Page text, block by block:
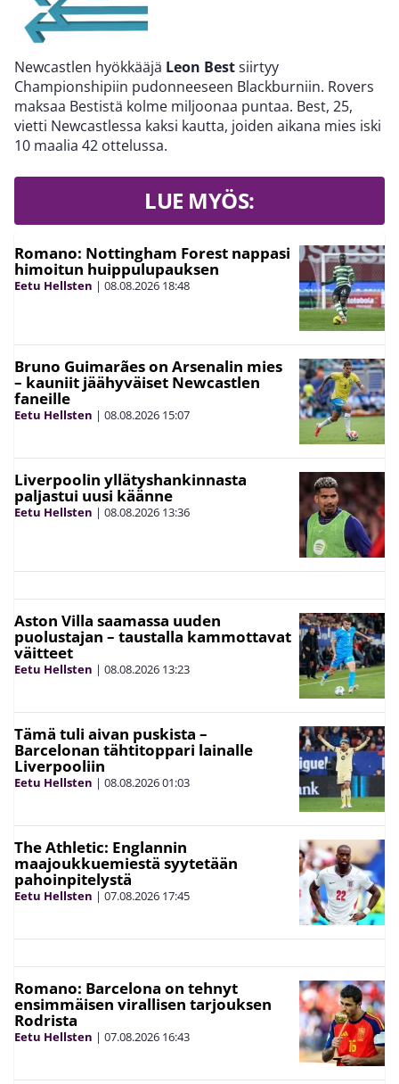
Newcastlen hyökkääjä Leon Bestsiirtyy
Championshipiin pudonneeseen Blackburniin. Rovers
maksaa Bestistä kolme miljoonaa puntaa. Best, 25,
vietti Newcastlessa kaksi kautta, joiden aikana mies iski
10 maalia 42 ottelussa.
LUE MYÖS:
Romano: Nottingham Forest nappasi
himoitun huippulupauksen
Eetu Hellsten | 08.08.2026 18:48
Bruno Guimarães on Arsenalin mies
– kauniit jäähyväiset Newcastlen
faneille
Eetu Hellsten | 08.08.2026 15:07
Liverpoolin yllätyshankinnasta
paljastui uusi käänne
Eetu Hellsten | 08.08.2026 13:36
Aston Villa saamassa uuden
puolustajan – taustalla kammottavat
väitteet
Eetu Hellsten | 08.08.2026 13:23
Tämä tuli aivan puskista –
Barcelonan tähtitoppari lainalle
Liverpooliin
Eetu Hellsten | 08.08.202601:03
The Athletic: Englannin
maajoukkuemiestä syytetään
pahoinpitelystä
Eetu Hellsten | 07.08.2026 17:45
Romano: Barcelona on tehnyt
ensimmäisen virallisen tarjouksen
Rodrista
Eetu Hellsten | 07.08.2026 16:43